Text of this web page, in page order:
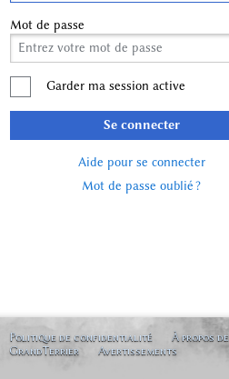
Mot de passe
Garder ma session active
Se connecter
Aide pour se connecter
Mot de passe oublié ?
Politique de confidentialité
À propos de
GrandTerrier
Avertissements